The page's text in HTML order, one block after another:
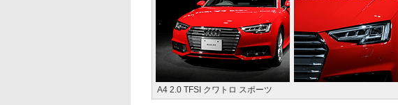
A4 2.0 TFSI クワトロ スポーツ